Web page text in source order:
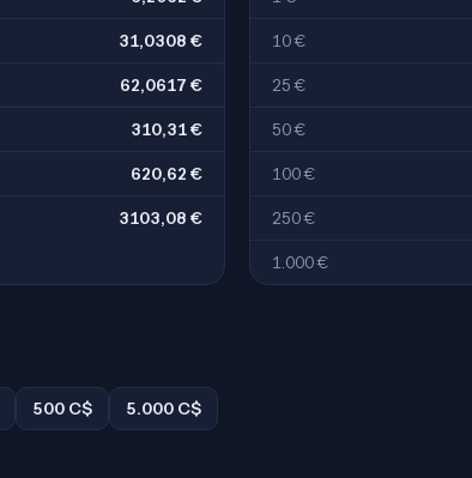
31,0308 €
62,0617 €
310,31 €
620,62 €
3103,08 €
10 €
25 €
50 €
100 €
250 €
1.000 €
500 C$ 5.000 C$